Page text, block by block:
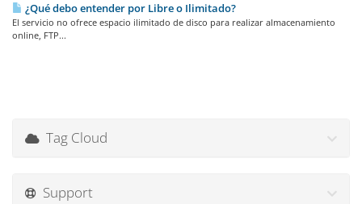
¿Qué debo entender por Libre o Ilimitado?
El servicio no ofrece espacio ilimitado de disco para realizar almacenamiento
online, FTP...
Tag Cloud
Support